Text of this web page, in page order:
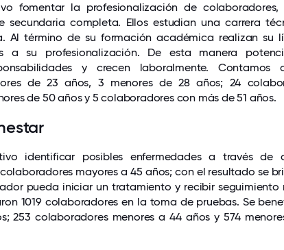
fomentar la profesionalización de colaboradores,
secundaria completa. Ellos estudian una carrera
Al término de su formación académica realizan su
su profesionalización. De esta manera
y crecen laboralmente. Contamos
de 23 años, 3 menores de 28 años; 24
de 50 años y 5 colaboradores con más de 51 años.
identificar posibles enfermedades a través de
mayores a 45 años; con el resultado se
pueda iniciar un tratamiento y recibir seguimiento
1019 colaboradores en la toma de pruebas. Se
253 colaboradores menores a 44 años y 574